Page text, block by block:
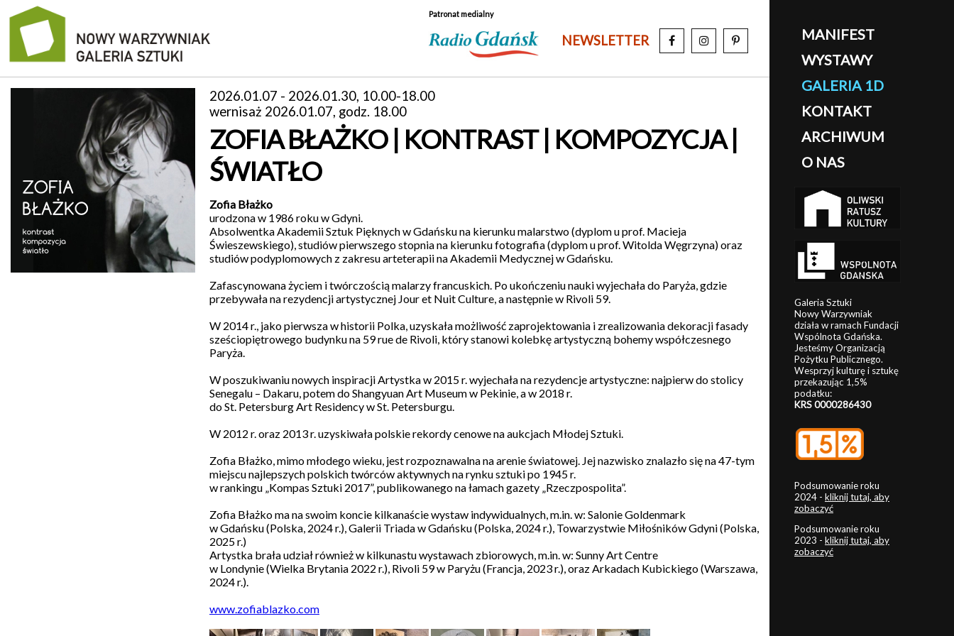
manifest
kontakt
archiwum
NEWSLETTER
Patronat medialny
MANIFEST
WYSTAWY
GALERIA 1D
KONTAKT
ARCHIWUM
O NAS
Galeria Sztuki
Nowy Warzywniak
działa w ramach Fundacji
Wspólnota Gdańska.
Jesteśmy Organizacją
Pożytku Publicznego.
Wesprzyj kulturę i sztukę
przekazując 1,5%
podatku:
KRS 0000286430
Podsumowanie roku
2024 - kliknij tutaj, aby
zobaczyć
Podsumowanie roku
2023 - kliknij tutaj, aby
zobaczyć
2026.01.07 - 2026.01.30, 10.00-18.00
wernisaż 2026.01.07, godz. 18.00
ZOFIA BŁAŻKO | KONTRAST | KOMPOZYCJA |
ŚWIATŁO
Zofia Błażko
urodzona w 1986 roku w Gdyni.
Absolwentka Akademii Sztuk Pięknych w Gdańsku na kierunku malarstwo (dyplom u prof. Macieja
Świeszewskiego), studiów pierwszego stopnia na kierunku fotografia (dyplom u prof. Witolda Węgrzyna) oraz
studiów podyplomowych z zakresu arteterapii na Akademii Medycznej w Gdańsku.
Zafascynowana życiem i twórczością malarzy francuskich. Po ukończeniu nauki wyjechała do Paryża, gdzie
przebywała na rezydencji artystycznej Jour et Nuit Culture, a następnie w Rivoli 59.
W 2014 r., jako pierwsza w historii Polka, uzyskała możliwość zaprojektowania i zrealizowania dekoracji fasady
sześciopiętrowego budynku na 59 rue de Rivoli, który stanowi kolebkę artystyczną bohemy współczesnego
Paryża.
W poszukiwaniu nowych inspiracji Artystka w 2015 r. wyjechała na rezydencje artystyczne: najpierw do stolicy
Senegalu – Dakaru, potem do Shangyuan Art Museum w Pekinie, a w 2018 r.
do St. Petersburg Art Residency w St. Petersburgu.
W 2012 r. oraz 2013 r. uzyskiwała polskie rekordy cenowe na aukcjach Młodej Sztuki.
Zofia Błażko, mimo młodego wieku, jest rozpoznawalna na arenie światowej. Jej nazwisko znalazło się na 47-tym
miejscu najlepszych polskich twórców aktywnych na rynku sztuki po 1945 r.
w rankingu „Kompas Sztuki 2017”, publikowanego na łamach gazety „Rzeczpospolita”.
Zofia Błażko ma na swoim koncie kilkanaście wystaw indywidualnych, m.in. w: Salonie Goldenmark
w Gdańsku (Polska, 2024 r.), Galerii Triada w Gdańsku (Polska, 2024 r.), Towarzystwie Miłośników Gdyni (Polska,
2025 r.)
Artystka brała udział również w kilkunastu wystawach zbiorowych, m.in. w: Sunny Art Centre
w Londynie (Wielka Brytania 2022 r.), Rivoli 59 w Paryżu (Francja, 2023 r.), oraz Arkadach Kubickiego (Warszawa,
2024 r.).
www.zofiablazko.com